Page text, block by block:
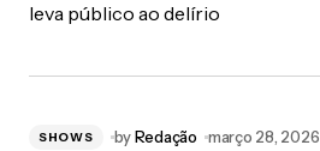
leva público ao delírio
SHOWS byRedação março 28, 2026